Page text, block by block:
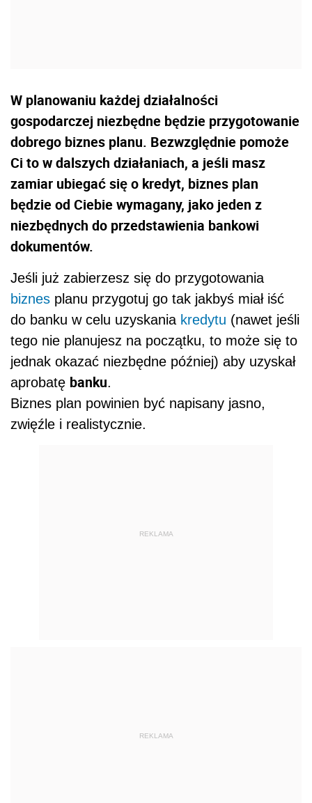
W planowaniu każdej działalności
gospodarczej niezbędne będzie przygotowanie
dobrego biznes planu. Bezwzględnie pomoże
Ci to w dalszych działaniach, a jeśli masz
zamiar ubiegać się o kredyt, biznes plan
będzie od Ciebie wymagany, jako jeden z
niezbędnych do przedstawienia bankowi
dokumentów.
Jeśli już zabierzesz się do przygotowania
biznes planu przygotuj go tak jakbyś miał iść
do banku w celu uzyskania kredytu (nawet jeśli
tego nie planujesz na początku, to może się to
jednak okazać niezbędne później) aby uzyskał
aprobatę banku.
Biznes plan powinien być napisany jasno,
zwięźle i realistycznie.
REKLAMA
REKLAMA